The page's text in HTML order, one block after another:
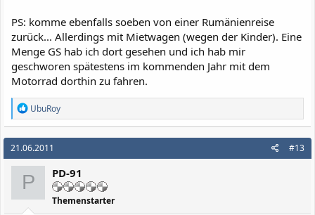
PS: komme ebenfalls soeben von einer Rumänienreise
zurück... Allerdings mit Mietwagen (wegen der Kinder). Eine
Menge GS hab ich dort gesehen und ich hab mir
geschworen spätestens im kommenden Jahr mit dem
Motorrad dorthin zu fahren.
R
e
a
k
t
i
o
n
e
n
UbuRoy
21.06.2011 #13
P PD-91
Themenstarter